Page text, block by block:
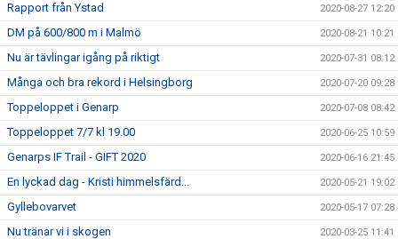
Rapport från Ystad 2020-08-27 12:20
DM på 600/800 m i Malmö 2020-08-21 10:21
Nu är tävlingar igång på riktigt 2020-07-31 08:12
Många och bra rekord i Helsingborg 2020-07-20 09:28
Toppeloppet i Genarp 2020-07-08 08:42
Toppeloppet 7/7 kl 19.00 2020-06-25 10:59
Genarps IF Trail - GIFT 2020 2020-06-16 21:45
En lyckad dag - Kristi himmelsfärd... 2020-05-21 19:02
Gyllebovarvet 2020-05-17 07:28
Nu tränar vi i skogen 2020-03-25 11:41